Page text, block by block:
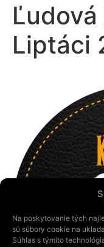
Na poskytovanie tých
sú súbory cookie na
Súhlas s týmito
Liptáci